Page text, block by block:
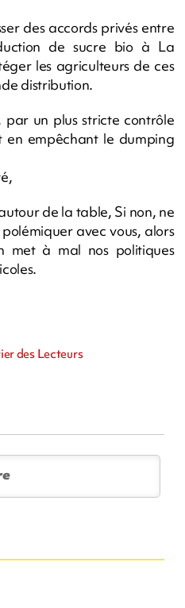
des accords privés entre
de sucre bio à La
les agriculteurs de ces
distribution.
par un plus stricte contrôle
en empêchant le dumping
de la table, Si non, ne
avec vous, alors
met à mal nos politiques
des Lecteurs